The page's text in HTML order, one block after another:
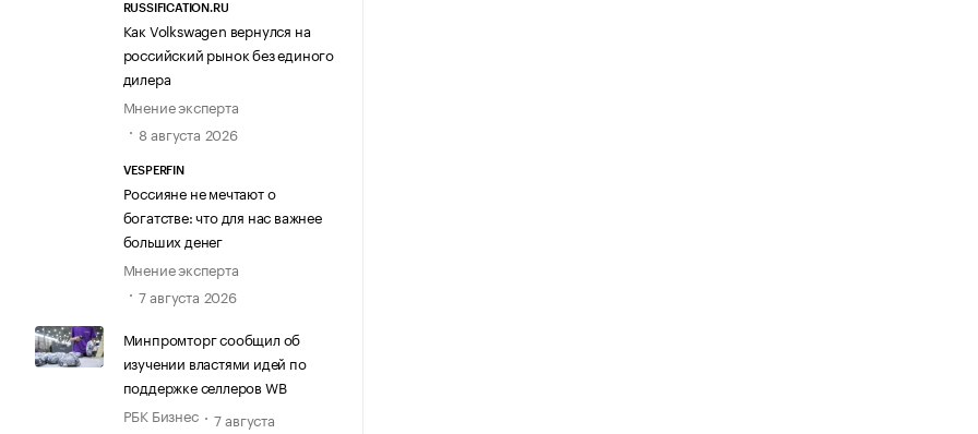
RUSSIFICATION.RU
Как Volkswagen вернулся на
российский рынок без единого
дилера
Мнение эксперта
8 августа 2026
VESPERFIN
Россияне не мечтают о
богатстве: что для нас важнее
больших денег
Мнение эксперта
7 августа 2026
Минпромторг сообщил об
изучении властями идей по
поддержке селлеров WB
РБК Бизнес
7 августа